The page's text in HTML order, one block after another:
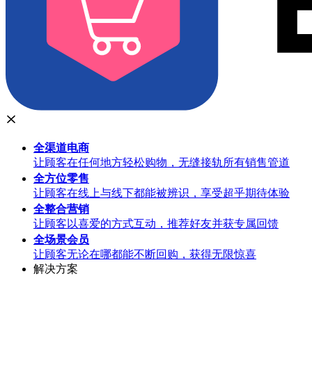
全渠道电商
让顾客在任何地方轻松购物，无缝接轨所有销售管道
全方位零售
让顾客在线上与线下都能被辨识，享受超乎期待体验
全整合营销
让顾客以喜爱的方式互动，推荐好友并获专属回馈
全场景会员
让顾客无论在哪都能不断回购，获得无限惊喜
解决方案